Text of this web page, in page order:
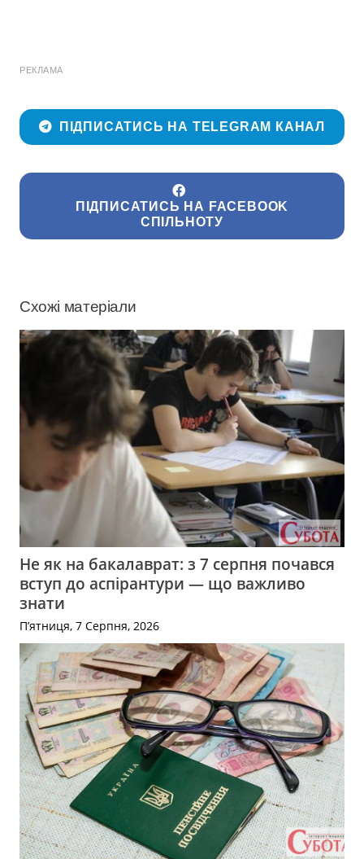
РЕКЛАМА
ПІДПИСАТИСЬ НА TELEGRAM КАНАЛ
ПІДПИСАТИСЬ НА FACEBOOK
СПІЛЬНОТУ
Схожі матеріали
Не як на бакалаврат: з 7 серпня почався
вступ до аспірантури — що важливо
знати
П’ятниця, 7 Серпня, 2026